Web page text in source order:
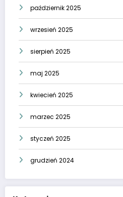
październik 2025
wrzesień 2025
sierpień 2025
maj 2025
kwiecień 2025
marzec 2025
styczeń 2025
grudzień 2024